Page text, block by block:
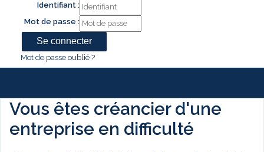
Identifiant :
Mot de passe :
Mot de passe oublié ?
Vous êtes créancier d'une
entreprise en difficulté